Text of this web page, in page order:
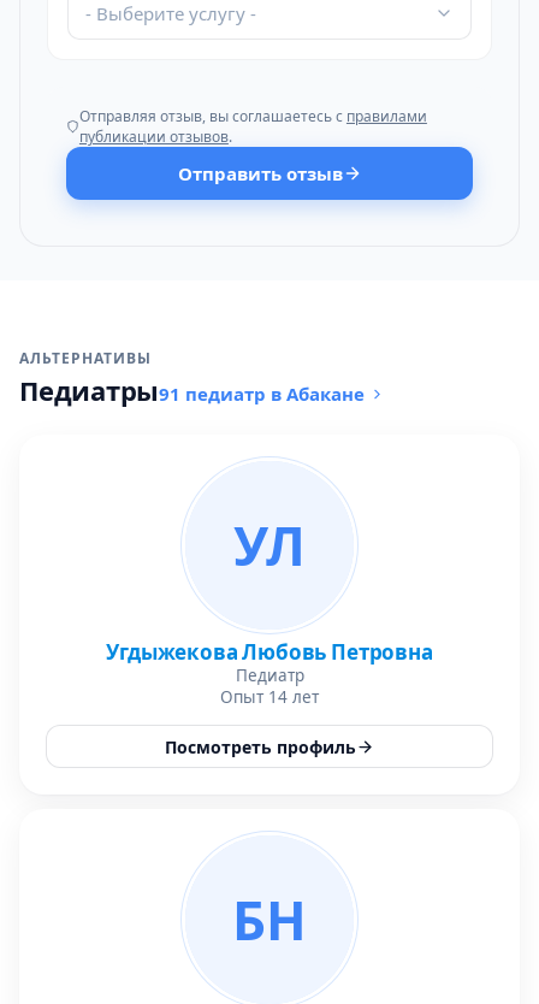
- Выберите услугу -
Отправляя отзыв, вы соглашаетесь с правилами
публикации отзывов.
Отправить отзыв
АЛЬТЕРНАТИВЫ
Педиатры91 педиатр в Абакане
УЛ
Угдыжекова Любовь Петровна
Педиатр
Опыт 14 лет
Посмотреть профиль
БН